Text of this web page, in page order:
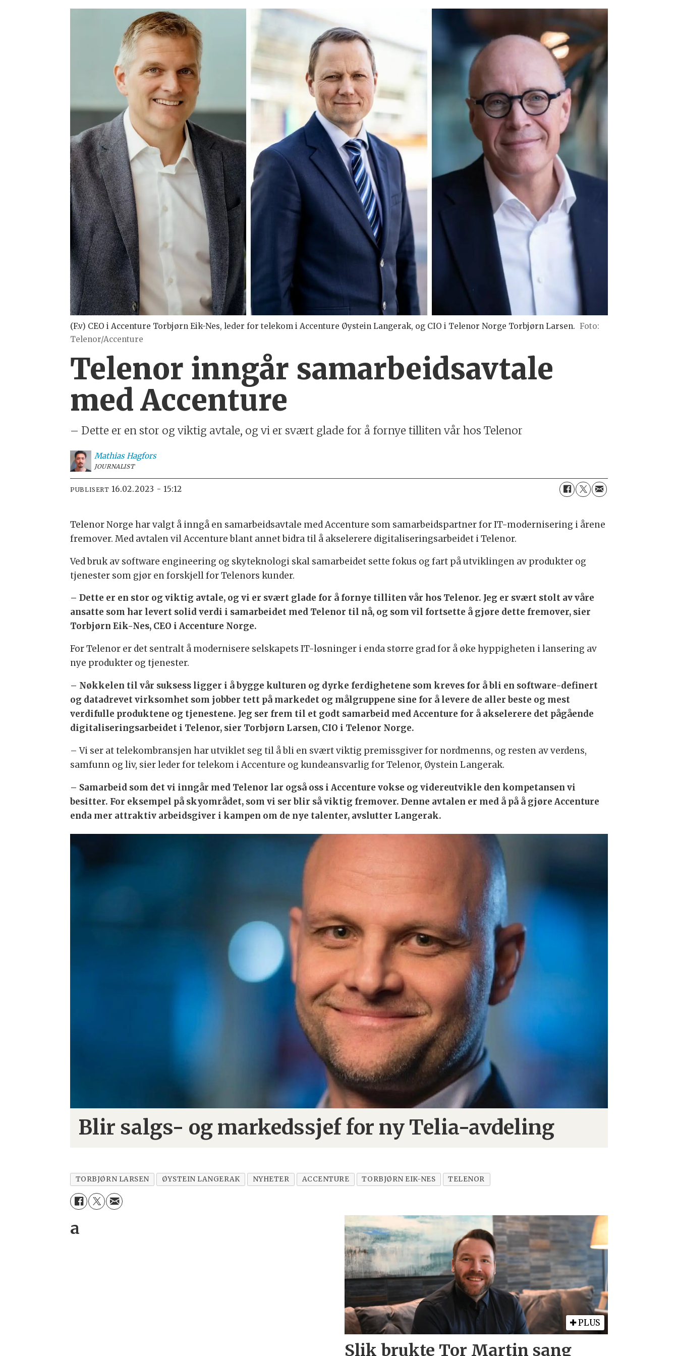
(F.v) CEO i Accenture Torbjørn Eik-Nes, leder for telekom i Accenture Øystein Langerak, og CIO i Telenor Norge Torbjørn Larsen. Foto:
Telenor/Accenture
Telenor inngår samarbeidsavtale
med Accenture
– Dette er en stor og viktig avtale, og vi er svært glade for å fornye tilliten vår hos Telenor
Mathias Hagfors
JOURNALIST
PUBLISERT 16.02.2023 - 15:12
Telenor Norge har valgt å inngå en samarbeidsavtale med Accenture som samarbeidspartner for IT-modernisering i årene
fremover. Med avtalen vil Accenture blant annet bidra til å akselerere digitaliseringsarbeidet i Telenor.
Ved bruk av software engineering og skyteknologi skal samarbeidet sette fokus og fart på utviklingen av produkter og
tjenester som gjør en forskjell for Telenors kunder.
– Dette er en stor og viktig avtale, og vi er svært glade for å fornye tilliten vår hos Telenor. Jeg er svært stolt av våre
ansatte som har levert solid verdi i samarbeidet med Telenor til nå, og som vil fortsette å gjøre dette fremover, sier
Torbjørn Eik-Nes, CEO i Accenture Norge.
For Telenor er det sentralt å modernisere selskapets IT-løsninger i enda større grad for å øke hyppigheten i lansering av
nye produkter og tjenester.
– Nøkkelen til vår suksess ligger i å bygge kulturen og dyrke ferdighetene som kreves for å bli en software-definert
og datadrevet virksomhet som jobber tett på markedet og målgruppene sine for å levere de aller beste og mest
verdifulle produktene og tjenestene. Jeg ser frem til et godt samarbeid med Accenture for å akselerere det pågående
digitaliseringsarbeidet i Telenor, sier Torbjørn Larsen, CIO i Telenor Norge.
– Vi ser at telekombransjen har utviklet seg til å bli en svært viktig premissgiver for nordmenns, og resten av verdens,
samfunn og liv, sier leder for telekom i Accenture og kundeansvarlig for Telenor, Øystein Langerak.
– Samarbeid som det vi inngår med Telenor lar også oss i Accenture vokse og videreutvikle den kompetansen vi
besitter. For eksempel på skyområdet, som vi ser blir så viktig fremover. Denne avtalen er med å på å gjøre Accenture
enda mer attraktiv arbeidsgiver i kampen om de nye talenter, avslutter Langerak.
Blir salgs- og markedssjef for ny Telia-avdeling
TORBJØRN LARSEN ØYSTEIN LANGERAK NYHETER ACCENTURE TORBJØRN EIK-NES TELENOR
a
PLUS
Slik brukte Tor Martin sang